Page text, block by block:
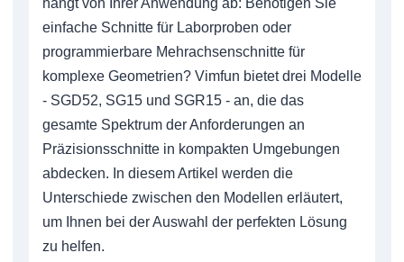
hängt von Ihrer Anwendung ab: Benötigen Sie
einfache Schnitte für Laborproben oder
programmierbare Mehrachsenschnitte für
komplexe Geometrien? Vimfun bietet drei Modelle
- SGD52, SG15 und SGR15 - an, die das
gesamte Spektrum der Anforderungen an
Präzisionsschnitte in kompakten Umgebungen
abdecken. In diesem Artikel werden die
Unterschiede zwischen den Modellen erläutert,
um Ihnen bei der Auswahl der perfekten Lösung
zu helfen.